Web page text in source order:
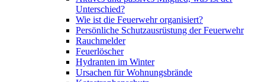
Unterschied?
Wie ist die Feuerwehr organisiert?
Persönliche Schutzausrüstung der Feuerwehr
Rauchmelder
Feuerlöscher
Hydranten im Winter
Ursachen für Wohnungsbrände